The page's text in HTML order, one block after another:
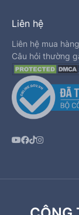
Liên hệ
Liên hệ mua hàng
Câu hỏi thường